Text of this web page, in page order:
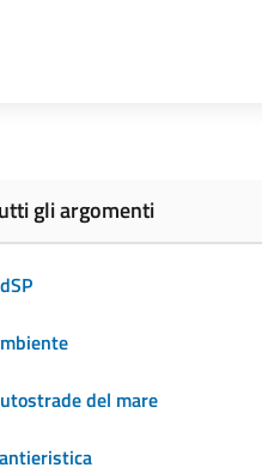
gli argomenti
del mare